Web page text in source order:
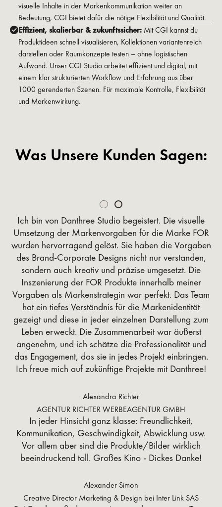
visuelle Inhalte in der Markenkommunikation weiter an
Bedeutung, CGI bietet dafür die nötige Flexibilität und Qualität.
Effizient, skalierbar & zukunftssicher: Mit CGI kannst du
Produktideen schnell visualisieren, Kollektionen variantenreich
darstellen oder Raumkonzepte testen – ohne logistischen
Aufwand. Unser CGI Studio arbeitet effizient und digital, mit
einem klar strukturierten Workflow und Erfahrung aus über
1000 gerenderten Szenen. Für maximale Kontrolle, Flexibilität
und Markenwirkung.
Was Unsere Kunden Sagen:
Ich bin von Danthree Studio begeistert. Die visuelle
Umsetzung der Markenvorgaben für die Marke FOR
wurden hervorragend gelöst. Sie haben die Vorgaben
des Brand-Corporate Designs nicht nur verstanden,
sondern auch kreativ und präzise umgesetzt. Die
Inszenierung der FOR Produkte innerhalb meiner
Vorgaben als Markenstrategin war perfekt. Das Team
hat ein tiefes Verständnis für die Markenidentität
gezeigt und diese in jeder einzelnen Darstellung zum
Leben erweckt. Die Zusammenarbeit war äußerst
angenehm, und ich schätze die Professionalität und
das Engagement, das sie in jedes Projekt einbringen.
Ich freue mich auf zukünftige Projekte mit Danthree!
Alexandra Richter
AGENTUR RICHTER WERBEAGENTUR GMBH
In jeder Hinsicht ganz klasse: Freundlichkeit,
Kommunikation, Geschwindigkeit, Abwicklung usw.
Vor allem aber sind die Produkte/Bilder wirklich
beeindruckend toll. Großes Kino - Dickes Danke!
Alexander Simon
Creative Director Marketing & Design bei Inter Link SAS